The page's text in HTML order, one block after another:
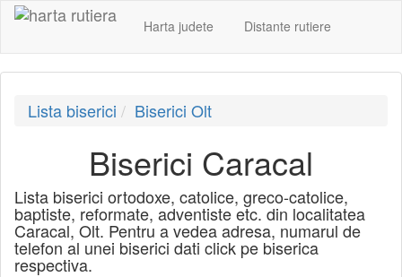
Harta judete Distante rutiere
Lista biserici Biserici Olt
Biserici Caracal
Lista biserici ortodoxe, catolice, greco-catolice,
baptiste, reformate, adventiste etc. din localitatea
Caracal, Olt. Pentru a vedea adresa, numarul de
telefon al unei biserici dati click pe biserica
respectiva.